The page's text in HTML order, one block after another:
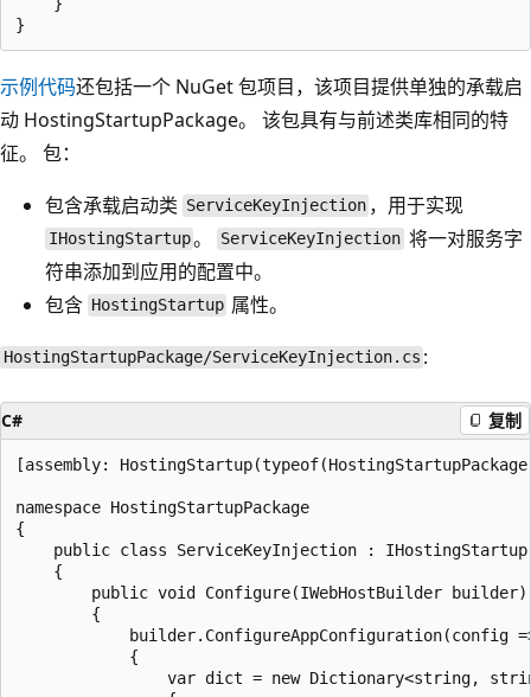
示例代码还包括一个 NuGet 包项目，该项目提供单独的承载启
动 HostingStartupPackage。 该包具有与前述类库相同的特
征。 包：
包含承载启动类 ServiceKeyInjection ，用于实现
IHostingStartup。 ServiceKeyInjection 将一对服务字
符串添加到应用的配置中。
包含 HostingStartup 属性。
HostingStartupPackage/ServiceKeyInjection.cs :
C# 复制
[assembly:
namespace HostingStartupPackage
{
    public class ServiceKeyInjection : IHostingStartup
    {
        public void Configure(IWebHostBuilder builder)
        {
builder.ConfigureAppConfiguration(config
            {
var dict = new Dictionary<string,